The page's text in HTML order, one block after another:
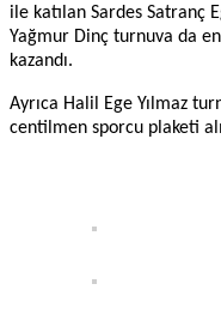
ile katılan Sardes Satranç
Yağmur Dinç turnuva da
kazandı.
Ayrıca Halil Ege Yılmaz
centilmen sporcu plaketi